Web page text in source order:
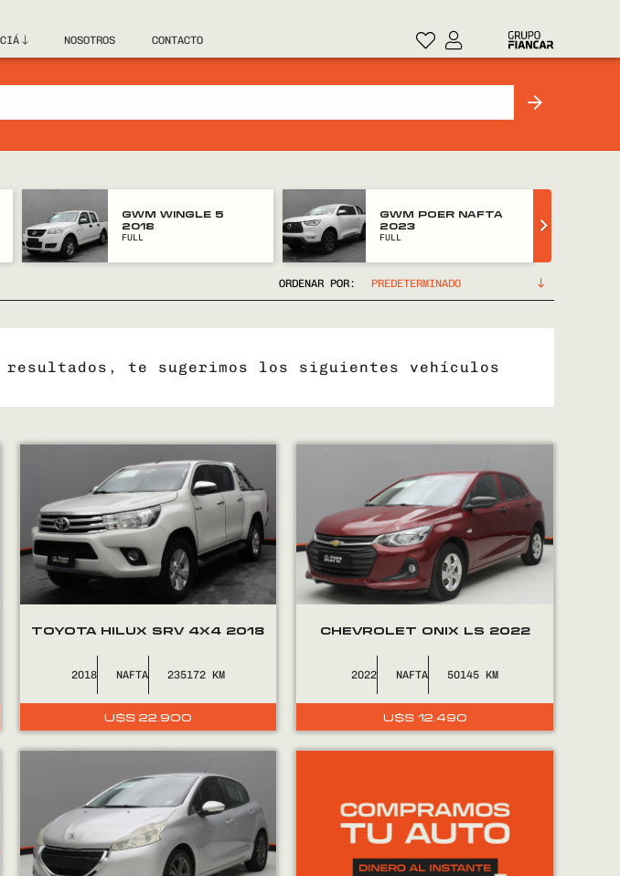
NOSOTROS CONTACTO
GWM WINGLE 5
2018
FULL
GWM POER NAFTA
2023
FULL
ORDENAR POR:
resultados, te sugerimos los siguientes vehículos
TOYOTA HILUX SRV 4X4 2018
2018 NAFTA 235172
U$S 22.900
CHEVROLET ONIX LS 2022
2022 NAFTA 50145
U$S 12.490